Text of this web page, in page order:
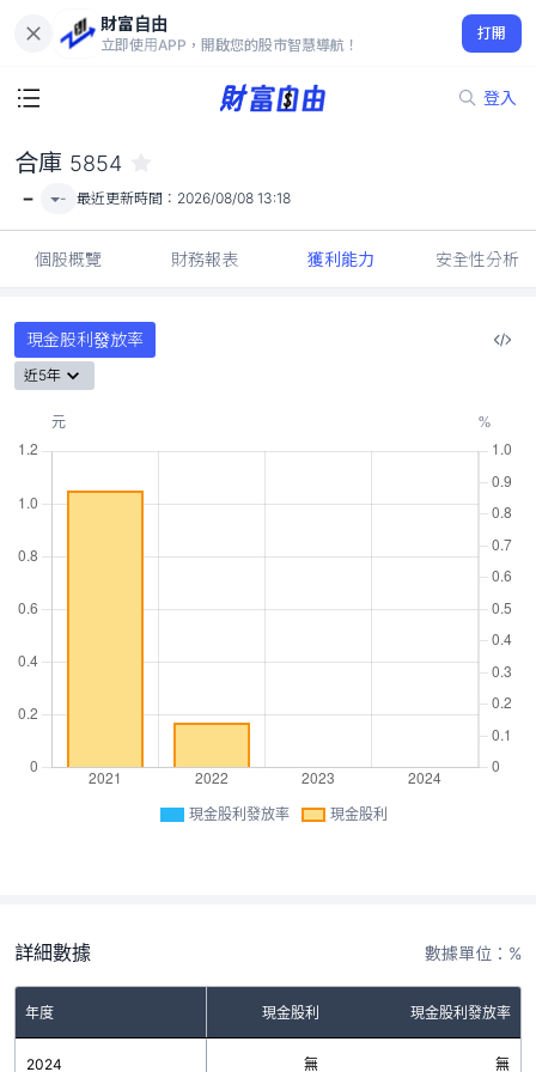
財富自由
立即使用APP，開啟您的股市智慧導航！
打開
登入
-
合庫 5854
- - 最近更新時間： 2026/08/08 13:18
個股概覽 財務報表 獲利能力 安全性分析
現金股利發放率
近5年
現金股利發放率 現金股利
詳細數據 數據單位：%
年度 現金股利 現金股利發放率
2024 無 無